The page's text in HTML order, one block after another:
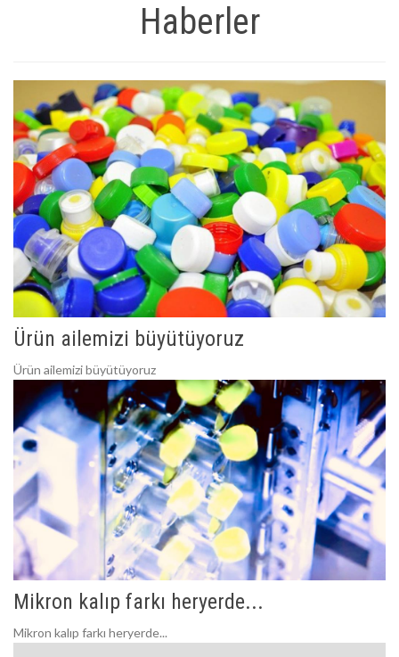
Haberler
Ürün ailemizi büyütüyoruz
Ürün ailemizi büyütüyoruz
Mikron kalıp farkı heryerde...
Mikron kalıp farkı heryerde...